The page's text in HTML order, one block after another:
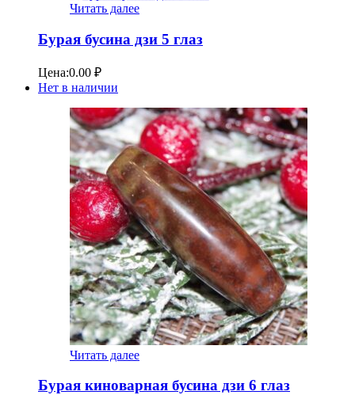
Читать далее
Бурая бусина дзи 5 глаз
Цена:0.00 ₽
Нет в наличии
Читать далее
Бурая киноварная бусина дзи 6 глаз